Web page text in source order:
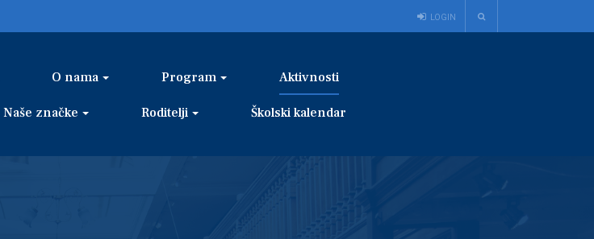
LOGIN
O nama Program Aktivnosti
Naše značke Roditelji Školski kalendar